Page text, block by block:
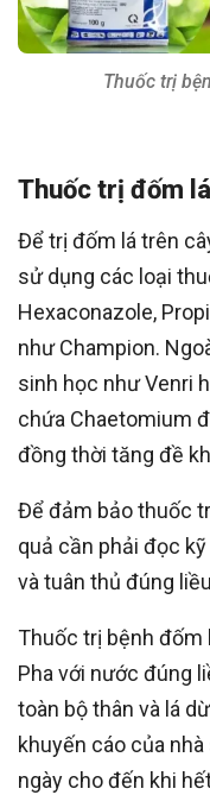
Thuốc trị
Thuốc trị đốm
Để trị đốm lá trên
sử dụng các loại
Hexaconazole,
như Champion.
sinh học như Venri
chứa Chaetomium
đồng thời tăng đề
Để đảm bảo thuốc
quả cần phải đọc
và tuân thủ đúng
Thuốc trị bệnh đốm
Pha với nước đúng
toàn bộ thân và lá
khuyến cáo của
ngày cho đến khi